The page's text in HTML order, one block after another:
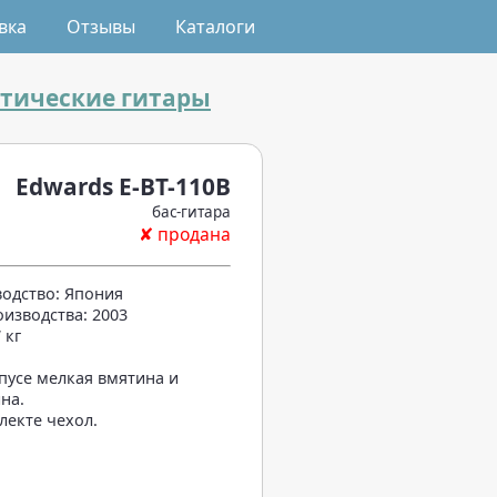
гитары
Edwards E-BT-110B
бас-гитара
✘ продана
Япония
2003
кг
мелкая вмятина и
чехол.
Отзывы Каталоги